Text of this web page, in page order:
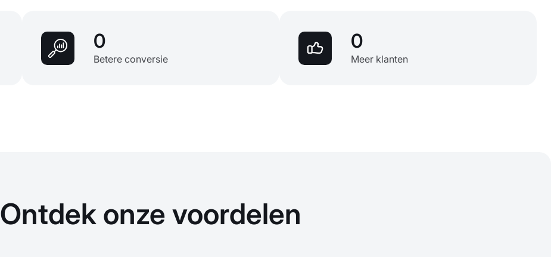
0
Betere conversie
0
Meer klanten
Ontdek onze voordelen